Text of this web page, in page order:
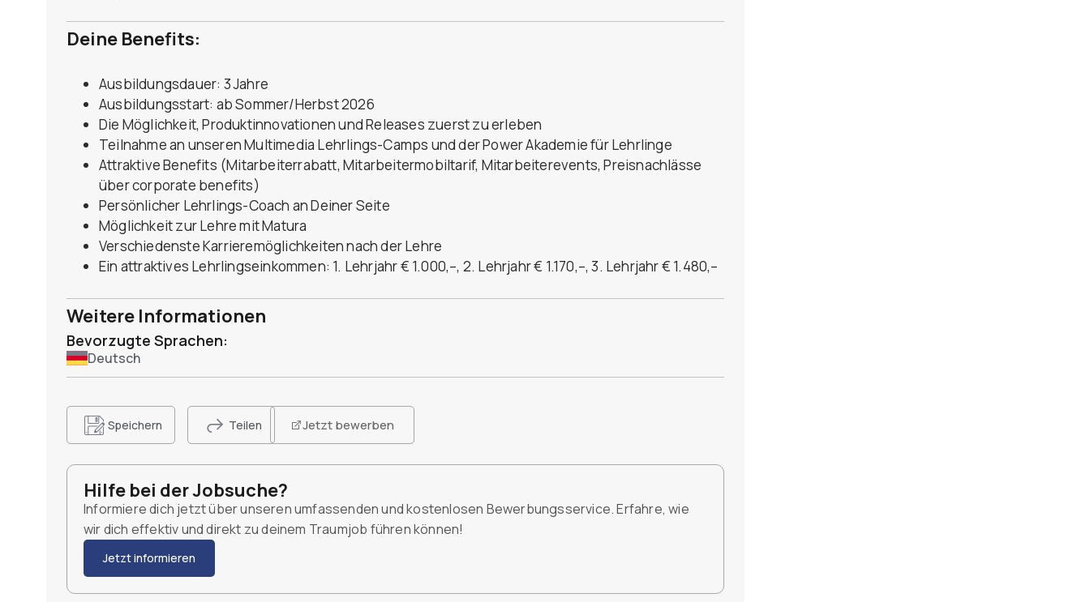
Deine Benefits:
Ausbildungsdauer: 3 Jahre
Ausbildungsstart: ab Sommer/Herbst 2026
Die Möglichkeit, Produktinnovationen und Releases zuerst zu erleben
Teilnahme an unseren Multimedia Lehrlings-Camps und der Power Akademie für Lehrlinge
Attraktive Benefits (Mitarbeiterrabatt, Mitarbeitermobiltarif, Mitarbeiterevents, Preisnachlässe
über corporate benefits)
Persönlicher Lehrlings-Coach an Deiner Seite
Möglichkeit zur Lehre mit Matura
Verschiedenste Karrieremöglichkeiten nach der Lehre
Ein attraktives Lehrlingseinkommen: 1. Lehrjahr € 1.000,–, 2. Lehrjahr € 1.170,–, 3. Lehrjahr € 1.480,–
Weitere Informationen
Bevorzugte Sprachen:
Deutsch
Speichern Teilen Jetzt bewerben
Hilfe bei der Jobsuche?
Informiere dich jetzt über unseren umfassenden und kostenlosen Bewerbungsservice. Erfahre, wie
wir dich effektiv und direkt zu deinem Traumjob führen können!
Jetzt informieren